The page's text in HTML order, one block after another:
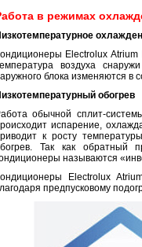
в режимах
Electrolux
воздуха
блока изменяются в
обогрев
обычной сплит-
испарение,
к росту
Так как обратный
называются
Electrolux
предпусковому